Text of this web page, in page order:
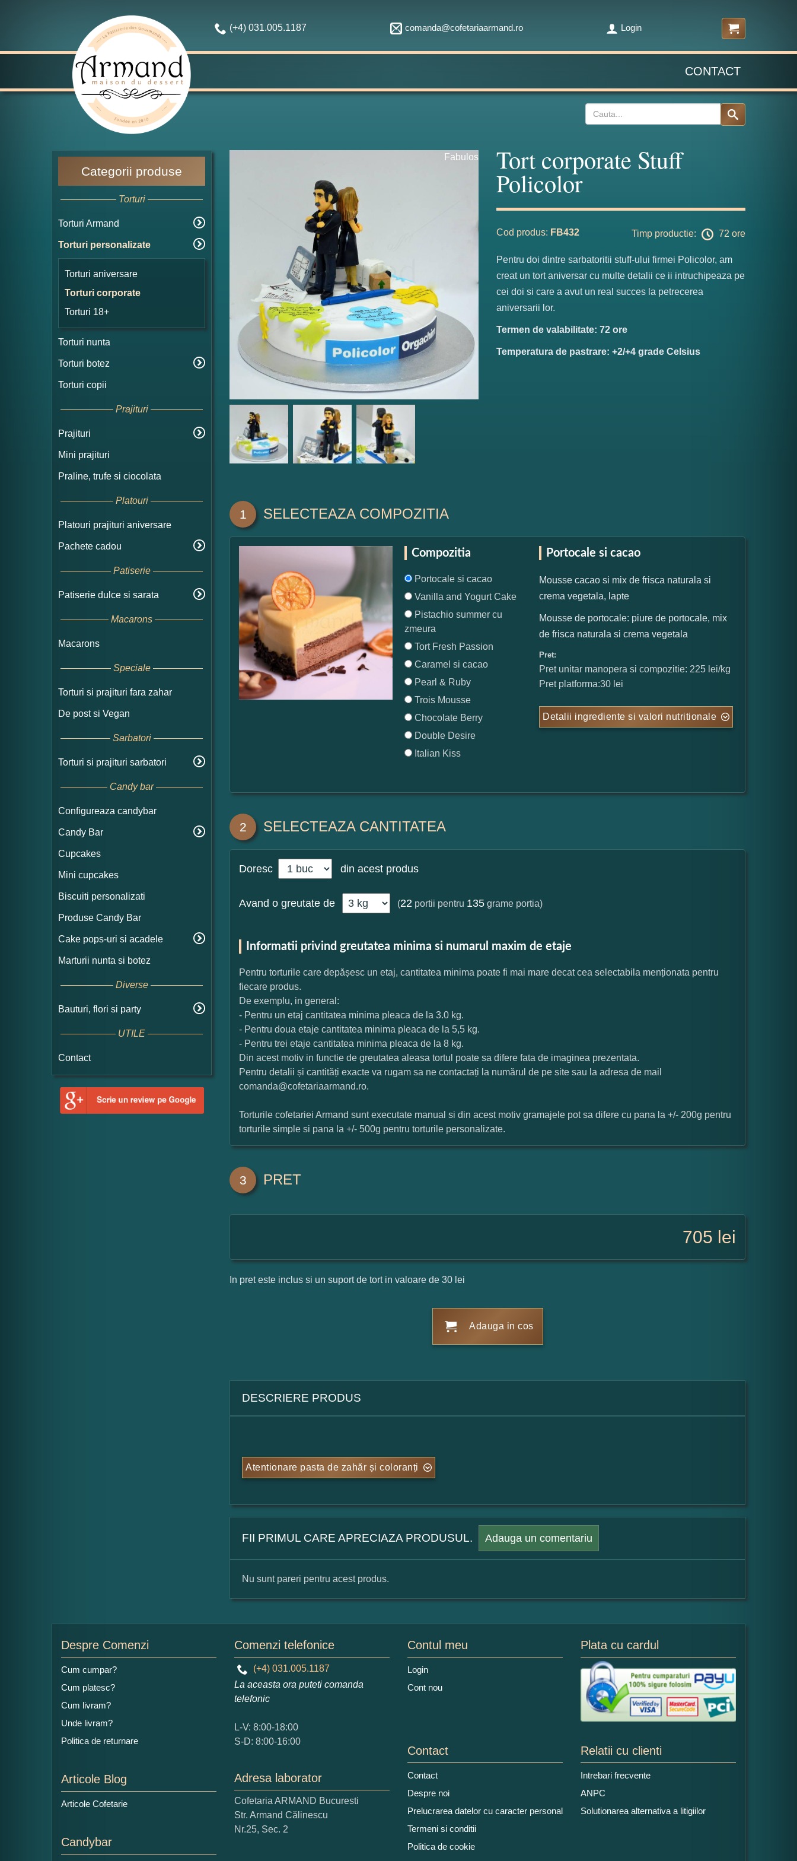
(+4) 031.005.1187 comanda@cofetariaarmand.ro Login
CONTACT
Categorii produse
Torturi
Torturi Armand
Torturi personalizate
Torturi aniversare
Torturi corporate
Torturi 18+
Torturi nunta
Torturi botez
Torturi copii
Prajituri
Prajituri
Mini prajituri
Praline, trufe si ciocolata
Platouri
Platouri prajituri aniversare
Pachete cadou
Patiserie
Patiserie dulce si sarata
Macarons
Macarons
Speciale
Torturi si prajituri fara zahar
De post si Vegan
Sarbatori
Torturi si prajituri sarbatori
Candy bar
Configureaza candybar
Candy Bar
Cupcakes
Mini cupcakes
Biscuiti personalizati
Produse Candy Bar
Cake pops-uri si acadele
Marturii nunta si botez
Diverse
Bauturi, flori si party
UTILE
Contact
Fabulos Tort corporate Stuff
Policolor
Cod produs: FB432 Timp productie: 72 ore
Pentru doi dintre sarbatoritii stuff-ului firmei Policolor, am
creat un tort aniversar cu multe detalii ce ii intruchipeaza pe
cei doi si care a avut un real succes la petrecerea
aniversarii lor.
Termen de valabilitate: 72 ore
Temperatura de pastrare: +2/+4 grade Celsius
1 SELECTEAZA COMPOZITIA
Compozitia
Portocale si cacao
Vanilla and Yogurt Cake
Pistachio summer cu
zmeura
Tort Fresh Passion
Caramel si cacao
Pearl & Ruby
Trois Mousse
Chocolate Berry
Double Desire
Italian Kiss
Portocale si cacao
Mousse cacao si mix de frisca naturala si
crema vegetala, lapte
Mousse de portocale: piure de portocale, mix
de frisca naturala si crema vegetala
Pret:
Pret unitar manopera si compozitie: 225 lei/kg
Pret platforma:30 lei
Detalii ingrediente si valori nutritionale
2 SELECTEAZA CANTITATEA
Doresc din acest produs
Avand o greutate de (22 portii pentru 135 grame portia)
Informatii privind greutatea minima si numarul maxim de etaje
Pentru torturile care depășesc un etaj, cantitatea minima poate fi mai mare decat cea selectabila menționata pentru
fiecare produs.
De exemplu, in general:
- Pentru un etaj cantitatea minima pleaca de la 3.0 kg.
- Pentru doua etaje cantitatea minima pleaca de la 5,5 kg.
- Pentru trei etaje cantitatea minima pleaca de la 8 kg.
Din acest motiv in functie de greutatea aleasa tortul poate sa difere fata de imaginea prezentata.
Pentru detalii și cantități exacte va rugam sa ne contactați la numărul de pe site sau la adresa de mail
comanda@cofetariaarmand.ro.
Torturile cofetariei Armand sunt executate manual si din acest motiv gramajele pot sa difere cu pana la +/- 200g pentru
torturile simple si pana la +/- 500g pentru torturile personalizate.
3 PRET
705 lei
In pret este inclus si un suport de tort in valoare de 30 lei
Adauga in cos
DESCRIERE PRODUS
Atentionare pasta de zahăr și coloranți
FII PRIMUL CARE APRECIAZA PRODUSUL. Adauga un comentariu
Numele dumneavoastra:
Adaugati o parere despre acest produs:
Ce nota acordati acestui produs?
1 2 3 4
Nu tocmai bun
Nu sunt pareri pentru acest produs.
Despre Comenzi
Cum cumpar?
Cum platesc?
Cum livram?
Unde livram?
Politica de returnare
Articole Blog
Articole Cofetarie
Candybar
Comenzi telefonice
(+4) 031.005.1187
La aceasta ora puteti comanda
telefonic
L-V: 8:00-18:00
S-D: 8:00-16:00
Adresa laborator
Cofetaria ARMAND Bucuresti
Str. Armand Călinescu
Nr.25, Sec. 2
Contul meu
Login
Cont nou
Plata cu cardul
Contact
Contact
Despre noi
Prelucrarea datelor cu caracter personal
Termeni si conditii
Politica de cookie
Relatii cu clienti
Intrebari frecvente
ANPC
Solutionarea alternativa a litigiilor